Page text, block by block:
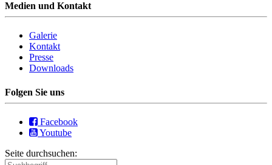
Medien und Kontakt
Galerie
Kontakt
Presse
Downloads
Folgen Sie uns
Facebook
Youtube
Seite durchsuchen: